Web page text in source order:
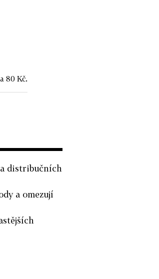
80 Kč.
distribučních
a omezují